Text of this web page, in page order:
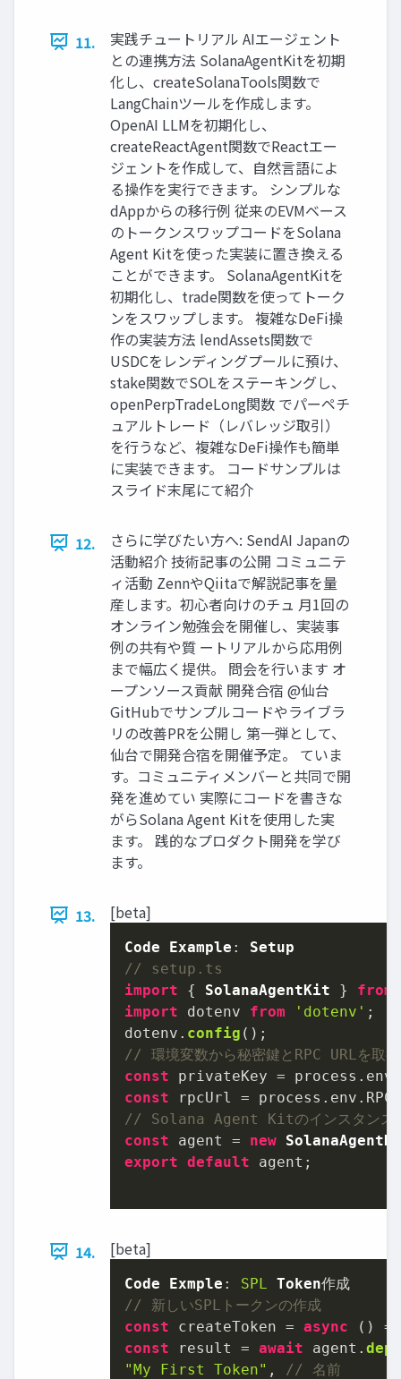
11.
実践チュートリアル AIエージェント
との連携方法 SolanaAgentKitを初期
化し、createSolanaTools関数で
LangChainツールを作成します。
OpenAI LLMを初期化し、
createReactAgent関数でReactエー
ジェントを作成して、自然言語によ
る操作を実行できます。 シンプルな
dAppからの移行例 従来のEVMベース
のトークンスワップコードをSolana
Agent Kitを使った実装に置き換える
ことができます。 SolanaAgentKitを
初期化し、trade関数を使ってトーク
ンをスワップします。 複雑なDeFi操
作の実装方法 lendAssets関数で
USDCをレンディングプールに預け、
stake関数でSOLをステーキングし、
openPerpTradeLong関数 でパーペチ
ュアルトレード（レバレッジ取引）
を行うなど、複雑なDeFi操作も簡単
に実装できます。 コードサンプルは
スライド末尾にて紹介
12.
さらに学びたい方へ: SendAI Japanの
活動紹介 技術記事の公開 コミュニテ
ィ活動 ZennやQiitaで解説記事を量
産します。初心者向けのチュ 月1回の
オンライン勉強会を開催し、実装事
例の共有や質 ートリアルから応用例
まで幅広く提供。 問会を行います オ
ープンソース貢献 開発合宿 @仙台
GitHubでサンプルコードやライブラ
リの改善PRを公開し 第一弾として、
仙台で開発合宿を開催予定。 ていま
す。コミュニティメンバーと共同で開
発を進めてい 実際にコードを書きな
がらSolana Agent Kitを使用した実
ます。 践的なプロダクト開発を学び
ます。
13. [beta]
Code Example : Setup
// setup.ts
import { SolanaAgentKit } from
import dotenv from 'dotenv' ;
dotenv. config
// 環境変数から秘密鍵とRPC URLを取得
const privateKey = process. env
const rpcUrl = process. env .
// Solana Agent Kitのインスタンス
const agent = new
export default agent;
14. [beta]
Code Exmple : SPL Token
// 新しいSPLトークンの作成
const createToken = async
const result = await agent.
"My First Token" , // 名前